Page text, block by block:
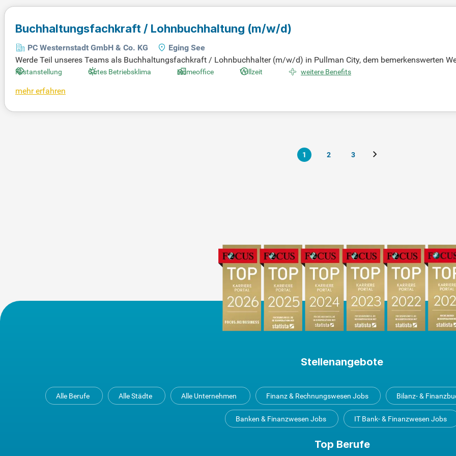
Buchhaltungsfachkraft / Lohnbuchhaltung (m/w/d)
PC Westernstadt GmbH & Co. KG
Eging See
Werde Teil unseres Teams als Buchhaltungsfachkraft / Lohnbuchhalter (m/w/d) in Pullman City, dem bemerkenswerten
te die Lohnbuchhaltung in einem einzigartigen Umfeld mit mehr als 550.000 jährlichen Besuchern. Profitier von einer
ng in stilvollen Arbeitsräumen. Unser dynamisches Team erwartet dich in einem stabilen und unterstützenden Arbeitsklima.
Festanstellung Gutes Betriebsklima Homeoffice Vollzeit weitere Benefits
mehr erfahren
1 2 3
Stellenangebote
Alle Berufe Alle Städte Alle Unternehmen Finanz & Rechnungswesen Jobs Bilanz- &
Banken & Finanzwesen Jobs IT Bank- & Finanzwesen Jobs
Top Berufe